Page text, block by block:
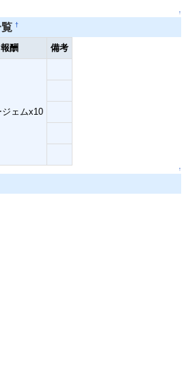
↑
†
報酬 備考
ジェムx10
↑